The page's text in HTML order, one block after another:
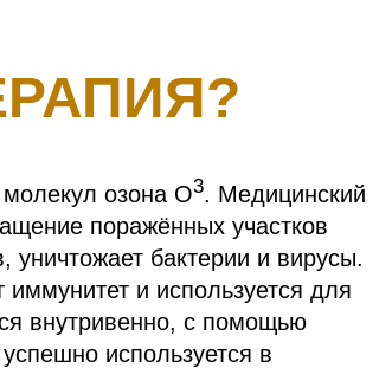
озона О3. Медицинский
поражённых участков
уничтожает бактерии и вирусы.
иммунитет и используется для
внутривенно, с помощью
используется в